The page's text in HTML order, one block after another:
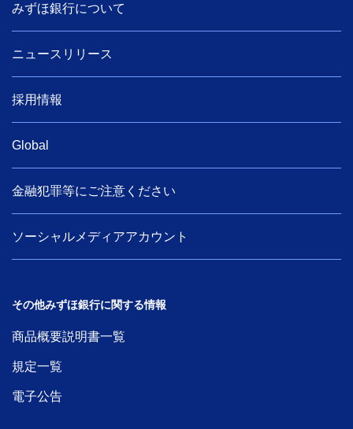
みずほ銀行について
ニュースリリース
採用情報
Global
金融犯罪等にご注意ください
ソーシャルメディアアカウント
その他みずほ銀行に関する情報
商品概要説明書一覧
規定一覧
電子公告